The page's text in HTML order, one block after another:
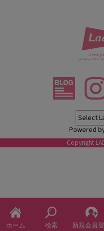
ホーム 検索 新規会員
Powered
Copyright